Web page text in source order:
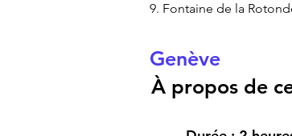
9. Fontaine de la
Genève
À propos de